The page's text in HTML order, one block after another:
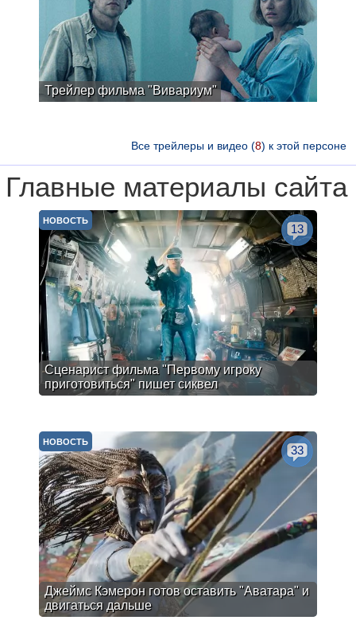
Трейлер фильма "Вивариум"
Все трейлеры и видео (8) к этой персоне
Главные материалы сайта
Сценарист фильма "Первому игроку
приготовиться" пишет сиквел
НОВОСТЬ
13
Джеймс Кэмерон готов оставить "Аватара" и
двигаться дальше
НОВОСТЬ
33